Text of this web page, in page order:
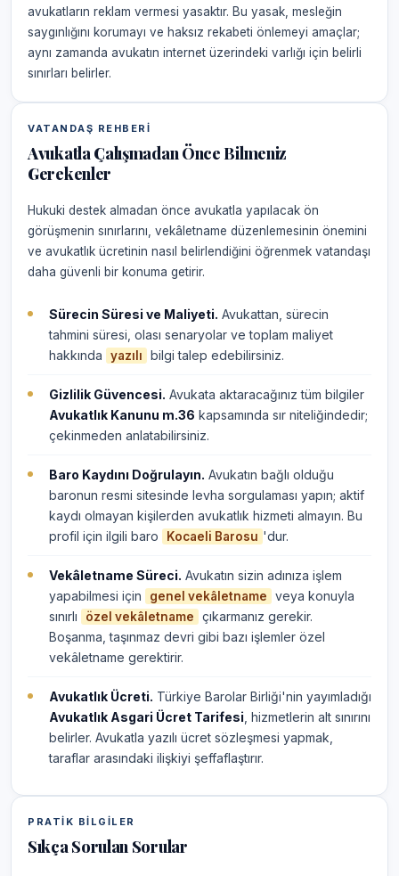
avukatların reklam vermesi yasaktır. Bu yasak, mesleğin
saygınlığını korumayı ve haksız rekabeti önlemeyi amaçlar;
aynı zamanda avukatın internet üzerindeki varlığı için belirli
sınırları belirler.
VATANDAŞ REHBERI
Avukatla Çalışmadan Önce Bilmeniz
Gerekenler
Hukuki destek almadan önce avukatla yapılacak ön
görüşmenin sınırlarını, vekâletname düzenlemesinin önemini
ve avukatlık ücretinin nasıl belirlendiğini öğrenmek vatandaşı
daha güvenli bir konuma getirir.
Sürecin Süresi ve Maliyeti. Avukattan, sürecin
tahmini süresi, olası senaryolar ve toplam maliyet
hakkında
yazılı bilgi talep edebilirsiniz.
Gizlilik Güvencesi. Avukata aktaracağınız tüm bilgiler
Avukatlık Kanunu m.36 kapsamında sır niteliğindedir;
çekinmeden anlatabilirsiniz.
Baro Kaydını Doğrulayın. Avukatın bağlı olduğu
baronun resmi sitesinde levha sorgulaması yapın; aktif
kaydı olmayan kişilerden avukatlık hizmeti almayın. Bu
profil için ilgili baro
Kocaeli Barosu 'dur.
Vekâletname Süreci. Avukatın sizin adınıza işlem
yapabilmesi için
genel vekâletname
veya konuyla
sınırlı
özel vekâletname
çıkarmanız gerekir.
Boşanma, taşınmaz devri gibi bazı işlemler özel
vekâletname gerektirir.
Avukatlık Ücreti. Türkiye Barolar Birliği'nin yayımladığı
Avukatlık Asgari Ücret Tarifesi , hizmetlerin alt sınırını
belirler. Avukatla yazılı ücret sözleşmesi yapmak,
taraflar arasındaki ilişkiyi şeffaflaştırır.
PRATIK BILGILER
Sıkça Sorulan Sorular